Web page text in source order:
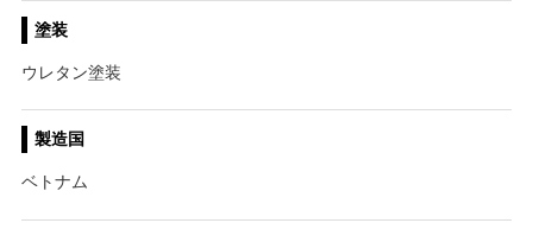
塗装
ウレタン塗装
製造国
ベトナム